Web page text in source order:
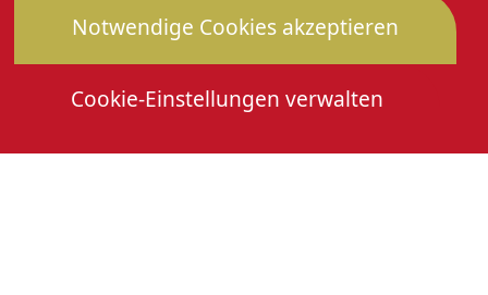
Notwendige Cookies akzeptieren
Cookie-Einstellungen verwalten